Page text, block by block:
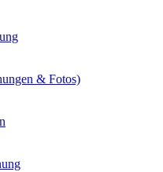
& Fotos)